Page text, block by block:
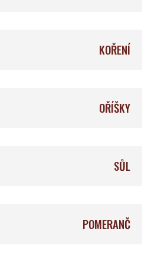
KOŘENÍ
OŘÍŠKY
SŮL
POMERANČ